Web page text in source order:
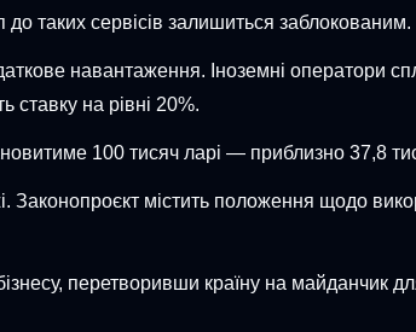
таких сервісів залишиться заблокованим.
навантаження. Іноземні оператори
ставку на рівні 20%.
100 тисяч ларі — приблизно 37,8
містить положення щодо
перетворивши країну на майданчик